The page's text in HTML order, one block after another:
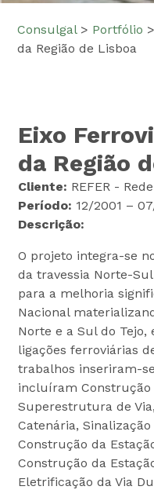
Consulgal > Portfólio >
da Região de Lisboa
Eixo
da Região
Cliente: REFER -
Período: 12/2001 –
Descrição:
O projeto integra-se
da travessia Norte-
para a melhoria
Nacional
Norte e a Sul do Tejo,
ligações ferroviárias
trabalhos inseriram-
incluíram Construção
Superestrutura de
Catenária,
Construção da
Construção da
Eletrificação da Via